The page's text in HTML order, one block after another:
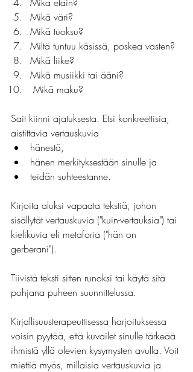
Mikä väri?
Mikä tuoksu?
Miltä tuntuu käsissä, poskea vasten?
Mikä liike?
Mikä musiikki tai ääni?
Mikä maku?
Sait kiinni ajatuksesta. Etsi konkreettisia,
aistittavia vertauskuvia
hänestä,
hänen merkityksestään sinulle ja
teidän suhteestanne.
Kirjoita aluksi vapaata tekstiä, johon
sisällytät vertauskuvia ("kuin-vertauksia") tai
kielikuvia eli metaforia ("hän on
gerberani").
Tiivistä teksti sitten runoksi tai käytä sitä
pohjana puheen suunnittelussa.
Kirjallisuusterapeuttisessa harjoituksessa
voisin pyytää, että kuvailet sinulle tärkeää
ihmistä yllä olevien kysymysten avulla. Voit
miettiä myös, millaisia vertauskuvia ja